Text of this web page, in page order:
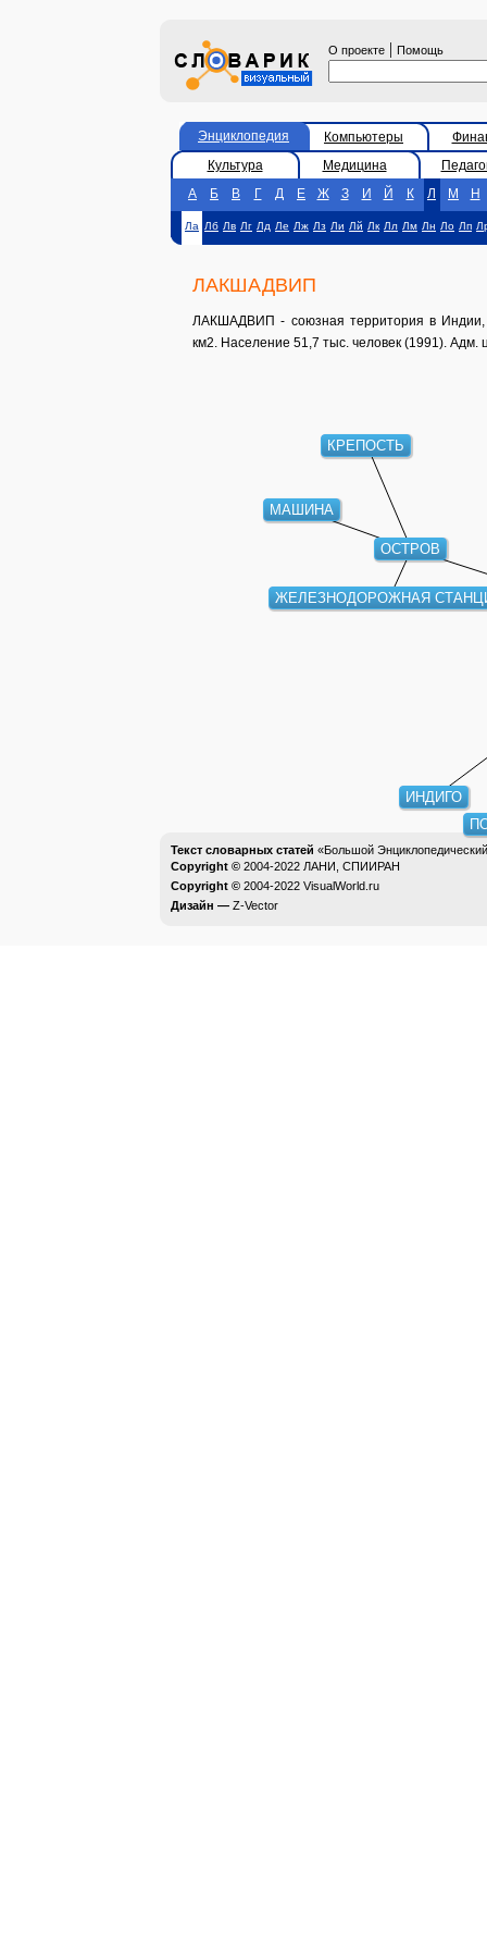
О проекте | Помощь
Энциклопедия Компьютеры
Культура
Медицина
А
Б В Г Д Е Ж З И Й К Л М Н
Ла Лб Лв Лг Лд Ле Лж Лз Ли Лй Лк Лл Лм Лн Ло Лп
ЛАКШАДВИП
ЛАКШАДВИП - союзная территория в Индии,
км2. Население 51,7 тыс. человек (1991). Адм.
ОСТРОВ
КРЕПОСТЬ
МАШИНА
ЖЕЛЕЗНОДОРОЖНАЯ
ИНДИГО
Текст словарных статей «Большой
Copyright © 2004-2022 ЛАНИ, СПИИРАН
Copyright © 2004-2022 VisualWorld.ru
Дизайн — Z-Vector